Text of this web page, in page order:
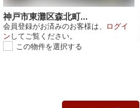
神戸市東灘区森北町...
会員登録がお済みのお客様は、
ログイ
ン してご覧ください。
この物件を選択する